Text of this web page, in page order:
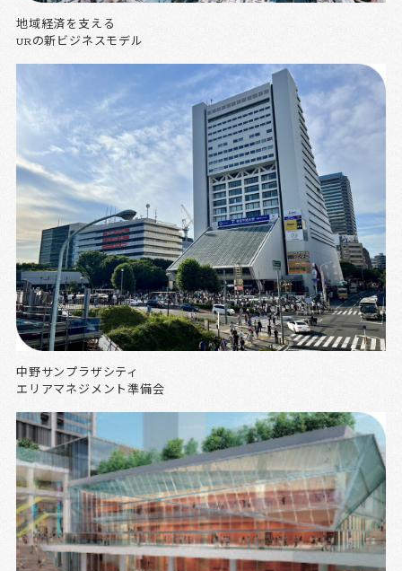
地域経済を支える
URの新ビジネスモデル
中野サンプラザシティ
エリアマネジメント準備会